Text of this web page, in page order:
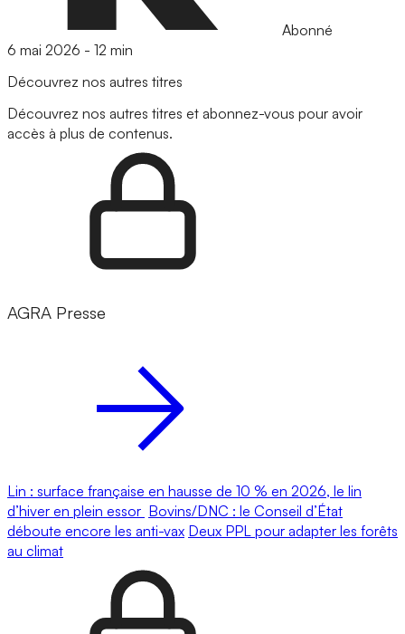
Abonné
6 mai 2026 - 12 min
Découvrez nos autres titres
Découvrez nos autres titres et abonnez-vous pour avoir
accès à plus de contenus.
AGRA Presse
Lin : surface française en hausse de 10 % en 2026, le lin
d’hiver en plein essor Bovins/DNC : le Conseil d’État
déboute encore les anti-vax Deux PPL pour adapter les forêts
au climat